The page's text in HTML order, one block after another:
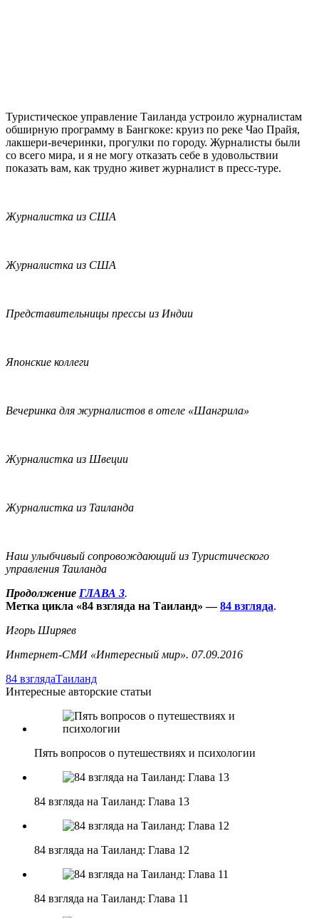
Туристическое управление Таиланда устроило журналистам
обширную программу в Бангкоке: круиз по реке Чао Прайя,
лакшери-вечеринки, прогулки по городу. Журналисты были
со всего мира, и я не могу отказать себе в удовольствии
показать вам, как трудно живет журналист в пресс-туре.
Журналистка из США
Журналистка из США
Представительницы прессы из Индии
Японские коллеги
Вечеринка для журналистов в отеле «Шангрила»
Журналистка из Швеции
Журналистка из Таиланда
Наш улыбчивый сопровождающий из Туристического
управления Таиланда
Продолжение ГЛАВА 3.
Метка цикла «84 взгляда на Таиланд» — 84 взгляда.
Игорь Ширяев
Интернет-СМИ «Интересный мир». 07.09.2016
84 взглядаТаиланд
Интересные авторские статьи
Пять вопросов о путешествиях и психологии
84 взгляда на Таиланд: Глава 13
84 взгляда на Таиланд: Глава 12
84 взгляда на Таиланд: Глава 11